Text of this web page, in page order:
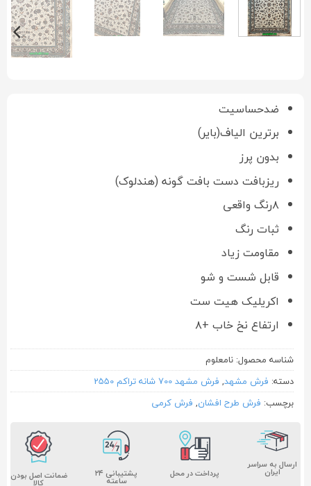
ضدحساسیت
برترین الیاف(بایر)
بدون پرز
ریزبافت دست بافت گونه (هندلوک)
۸رنگ واقعی
ثبات رنگ
مقاومت زیاد
قابل شست و شو
اکریلیک هیت ست
ارتفاع نخ خاب +۸
شناسه محصول: نامعلوم
دسته: فرش مشهد, فرش مشهد 700 شانه تراکم 2550
برچسب: فرش طرح افشان, فرش کرمی
ارسال به سراسر
ایران پرداخت در محل پشتیبانی ۲۴
ساعته ضمانت اصل بودن
کالا